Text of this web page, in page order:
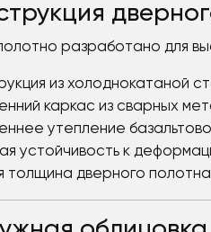
разработано для
из холоднокатаной
каркас из сварных
утепление
устойчивость к
дверного